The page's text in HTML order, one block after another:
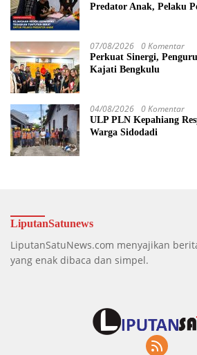
Predator Anak, Pelaku
07/08/2026 0 Komentar
Perkuat Sinergi,
Kajati Bengkulu
04/08/2026 0 Komentar
ULP PLN Kepahiang
Warga Sidodadi
LiputanSatunews
LiputanSatuNews.com menyajikan
yang enak dibaca dan simpel.